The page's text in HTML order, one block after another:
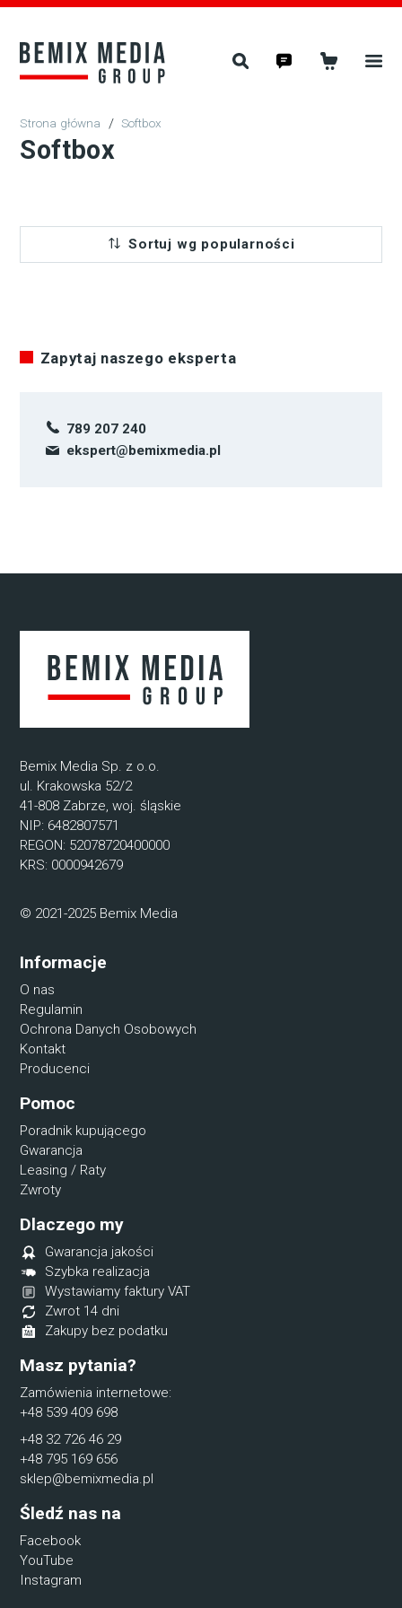
/ Softbox
Softbox
Sortuj wg popularności
Zapytaj naszego eksperta
789 207 240
ekspert@bemixmedia.pl
Bemix Media Sp. z o.o.
ul. Krakowska 52/2
41-808 Zabrze, woj. śląskie
NIP: 6482807571
REGON: 52078720400000
KRS: 0000942679
© 2021-2025 Bemix Media
Informacje
O nas
Regulamin
Ochrona Danych Osobowych
Kontakt
Producenci
Pomoc
Poradnik kupującego
Gwarancja
Leasing / Raty
Zwroty
Dlaczego my
Gwarancja jakości
Szybka realizacja
Wystawiamy faktury VAT
Zwrot 14 dni
Zakupy bez podatku
Masz pytania?
Zamówienia internetowe:
+48 539 409 698
+48 32 726 46 29
+48 795 169 656
sklep@bemixmedia.pl
Śledź nas na
Facebook
YouTube
Instagram